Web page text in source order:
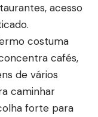
acesso
costuma
cafés,
de vários
caminhar
forte para